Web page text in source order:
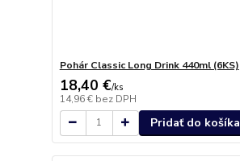
Pohár Classic Long Drink 440ml (6KS)
18,40 €/ks
14,96 € bez DPH
Pridať do košíka